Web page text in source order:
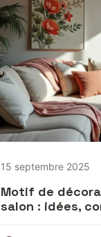
15 septembre 2025
Motif de
salon : idées,